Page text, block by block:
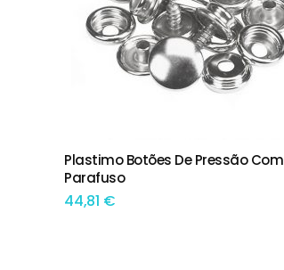
ADICIONAR
Plastimo Botões De Pressão Com
Parafuso
44,81 €